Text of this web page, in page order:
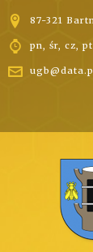
 87-321
 pn, śr, cz,
